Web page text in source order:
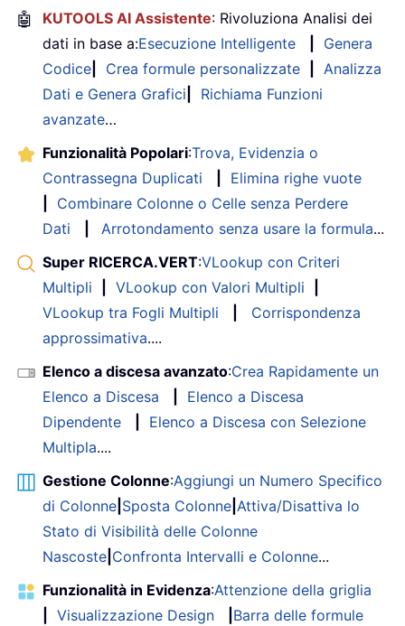
🤖 KUTOOLS AI Assistente: Rivoluziona Analisi dei
dati in base a:Esecuzione Intelligente
Genera
Codice
Crea formule personalizzate
Analizza
Dati e Genera Grafici
Richiama Funzioni
avanzate…
Funzionalità Popolari:Trova, Evidenzia o
Contrassegna Duplicati
Elimina righe vuote
Combinare Colonne o Celle senza Perdere
Dati
Arrotondamento senza usare la formula...
Super RICERCA.VERT:VLookup con Criteri
Multipli
VLookup con Valori Multipli
VLookup tra Fogli Multipli
Corrispondenza
approssimativa....
Elenco a discesa avanzato:Crea Rapidamente un
Elenco a Discesa
Elenco a Discesa
Dipendente
Elenco a Discesa con Selezione
Multipla....
Gestione Colonne:Aggiungi un Numero Specifico
di Colonne Sposta Colonne Attiva/Disattiva lo
Stato di Visibilità delle Colonne
Nascoste Confronta Intervalli e Colonne...
Funzionalità in Evidenza:Attenzione della griglia
Visualizzazione Design
Barra delle formule